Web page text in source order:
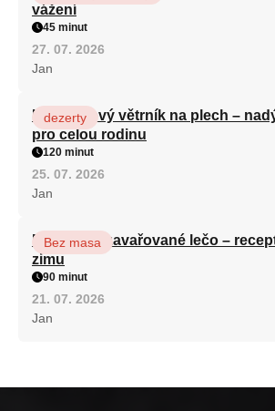
vážení
45 minut
27. 07. 2026
Jan
Karamelový větrník na plech –
pro celou rodinu
dezerty
120 minut
25. 07. 2026
Jan
Babiččino zavařované lečo –
zimu
Bez masa
90 minut
21. 07. 2026
Jan